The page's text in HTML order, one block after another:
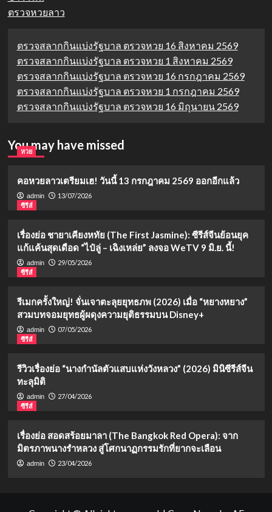
ตรวจหวยลาว
ตรวจสลากกินแบ่งรัฐบาล ตรวจหวย 16 สิงหาคม 2569
ตรวจสลากกินแบ่งรัฐบาล ตรวจหวย 1 สิงหาคม 2569
ตรวจสลากกินแบ่งรัฐบาล ตรวจหวย 16 กรกฎาคม 2569
ตรวจสลากกินแบ่งรัฐบาล ตรวจหวย 1 กรกฎาคม 2569
ตรวจสลากกินแบ่งรัฐบาล ตรวจหวย 16 มิถุนายน 2569
You may have missed
หวย
คอหวยลาวเตรียมเฮ! วันนี้ 13 กรกฎาคม 2569 ออกอีกแล้ว
admin
13/07/2026
ซีรีส์
เรื่องย่อ ชายาเคียงหทัย (The First Jasmine): ซีรีส์จีนย้อนยุค
แก้แค้นสุดเดือด “ไป๋ลู่ – เฉิงเหล่ย” ลงจอ WeTV 9 มิ.ย. นี้!
admin
29/05/2026
ซีรีส์
รีเมกครั้งใหญ่! จั่นเจาตะลุยยุทธภพ (2026) เมื่อ “หยางหยาง”
สวมบทจอมยุทธผู้ผดุงความยุติธรรมบน Disney+
admin
07/05/2026
ซีรีส์
รีวิวเรื่องย่อ “นางกำนัลตัวแสบแห่งวังหลวง” (2026) มินิซีรีส์จีน
ทะลุมิติ
admin
27/04/2026
ซีรีส์
เรื่องย่อ สอดสร้อยมาลา (The Bangkok Red Opera): จาก
มิตรภาพนางรำหลวง สู่โศกนาฏกรรมรักที่ยากจะเลือน
admin 23/04/2026